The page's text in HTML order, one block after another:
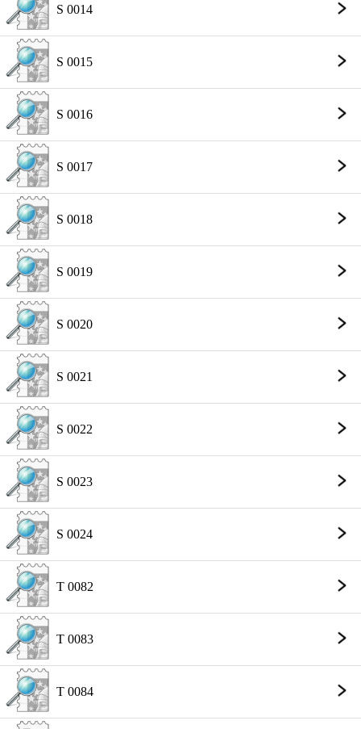
S 0014
S 0015
S 0016
S 0017
S 0018
S 0019
S 0020
S 0021
S 0022
S 0023
S 0024
T 0082
T 0083
T 0084